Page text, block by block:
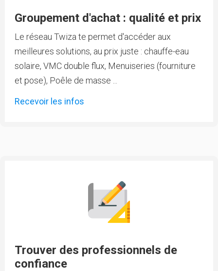
Groupement d'achat : qualité et prix
Le réseau Twiza te permet d'accéder aux
meilleures solutions, au prix juste : chauffe-eau
solaire, VMC double flux, Menuiseries (fourniture
et pose), Poêle de masse ...
Recevoir les infos
Trouver des professionnels de
confiance